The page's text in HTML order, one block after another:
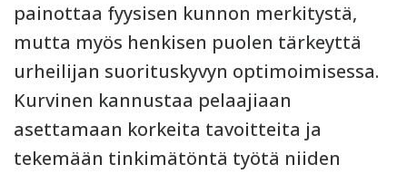
painottaa fyysisen kunnon merkitystä,
mutta myös henkisen puolen tärkeyttä
urheilijan suorituskyvyn optimoimisessa.
Kurvinen kannustaa pelaajiaan
asettamaan korkeita tavoitteita ja
tekemään tinkimätöntä työtä niiden